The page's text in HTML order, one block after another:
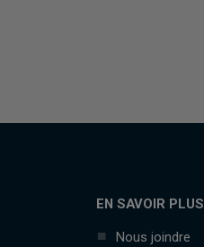
EN SAVOIR PLUS
Nous joindre